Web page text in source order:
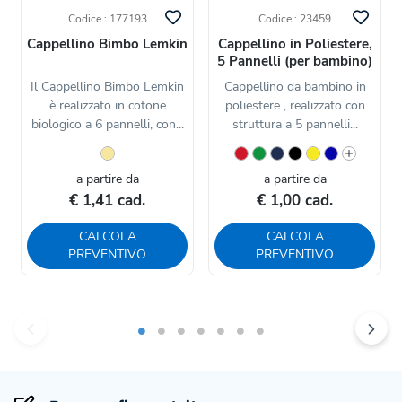
Codice : 177193
Cappellino Bimbo Lemkin
Il Cappellino Bimbo Lemkin
è realizzato in cotone
biologico a 6 pannelli, con...
a partire da
€ 1,41 cad.
CALCOLA
PREVENTIVO
Codice : 23459
Cappellino in Poliestere,
5 Pannelli (per bambino)
Cappellino da bambino in
poliestere , realizzato con
struttura a 5 pannelli...
a partire da
€ 1,00 cad.
CALCOLA
PREVENTIVO